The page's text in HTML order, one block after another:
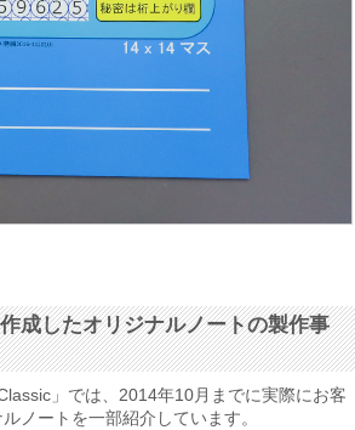
成したオリジナルノートの製作事
」では、2014年10月までに実際にお客
ノートを一部紹介しています。